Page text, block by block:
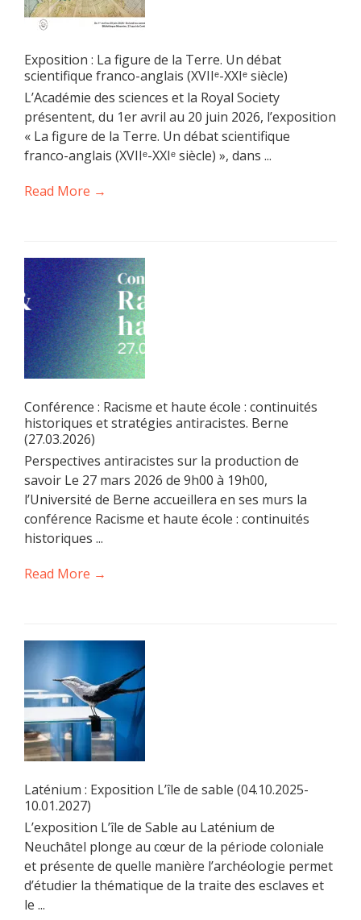
Exposition : La figure de la Terre. Un débat
scientifique franco-anglais (XVIIᵉ-XXIᵉ siècle)
L’Académie des sciences et la Royal Society
présentent, du 1er avril au 20 juin 2026, l’exposition
« La figure de la Terre. Un débat scientifique
franco-anglais (XVIIᵉ-XXIᵉ siècle) », dans ...
Read More →
Conférence : Racisme et haute école : continuités
historiques et stratégies antiracistes. Berne
(27.03.2026)
Perspectives antiracistes sur la production de
savoir Le 27 mars 2026 de 9h00 à 19h00,
l’Université de Berne accueillera en ses murs la
conférence Racisme et haute école : continuités
historiques ...
Read More →
Laténium : Exposition L’île de sable (04.10.2025-
10.01.2027)
L’exposition L’île de Sable au Laténium de
Neuchâtel plonge au cœur de la période coloniale
et présente de quelle manière l’archéologie permet
d’étudier la thématique de la traite des esclaves et
le ...